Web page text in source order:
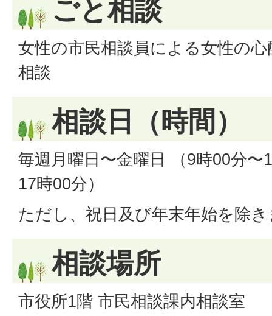
ごと相談
女性の市民相談員による女性の
相談
相談日（時間）
毎週月曜日〜金曜日 （9時00分〜
17時00分）
ただし、祝日及び年末年始を除
相談場所
市役所1階 市民相談課内相談室